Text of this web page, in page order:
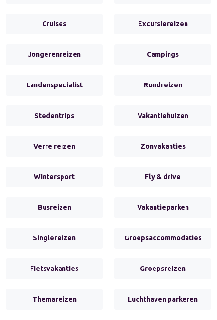
Cruises Excursiereizen
Jongerenreizen Campings
Landenspecialist Rondreizen
Stedentrips Vakantiehuizen
Verre reizen Zonvakanties
Wintersport Fly & drive
Busreizen Vakantieparken
Singlereizen Groepsaccommodaties
Fietsvakanties Groepsreizen
Themareizen Luchthaven parkeren